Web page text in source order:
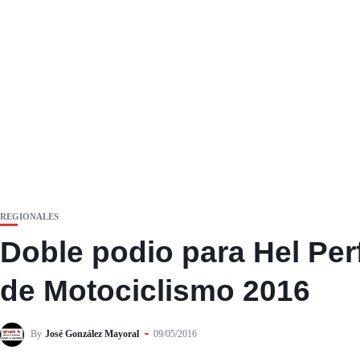
REGIONALES
Doble podio para Hel
de Motociclismo 2016
By José González Mayoral 09/05/2016